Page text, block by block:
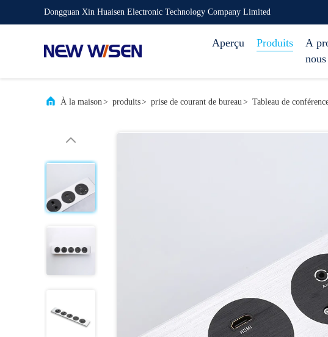
Dongguan Xin Huaisen Electronic Technology Company Limited
Aperçu Produits
A
nous
À la maison> produits> prise de courant de bureau> Tableau de